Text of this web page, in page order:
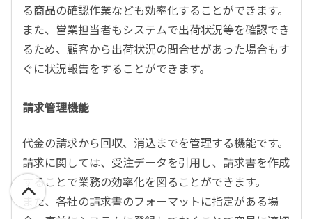
る商品の確認作業なども効率化することができます。
また、営業担当者もシステムで出荷状況等を確認でき
るため、顧客から出荷状況の問合せがあった場合もす
ぐに状況報告をすることができます。
請求管理機能
代金の請求から回収、消込までを管理する機能です。
請求に関しては、受注データを引用し、請求書を作成
することで業務の効率化を図ることができます。
また、各社の請求書のフォーマットに指定がある場